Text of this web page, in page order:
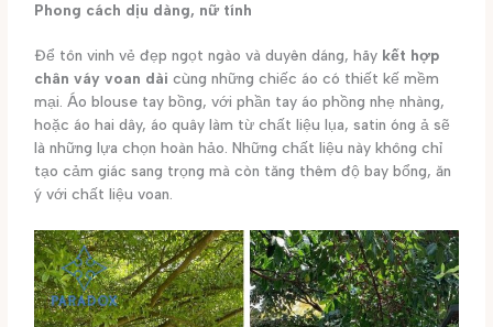
Phong cách dịu dàng, nữ tính
Để tôn vinh vẻ đẹp ngọt ngào và duyên dáng, hãy kết hợp
chân váy voan dài cùng những chiếc áo có thiết kế mềm
mại. Áo blouse tay bồng, với phần tay áo phồng nhẹ nhàng,
hoặc áo hai dây, áo quây làm từ chất liệu lụa, satin óng ả sẽ
là những lựa chọn hoàn hảo. Những chất liệu này không chỉ
tạo cảm giác sang trọng mà còn tăng thêm độ bay bổng, ăn
ý với chất liệu voan.